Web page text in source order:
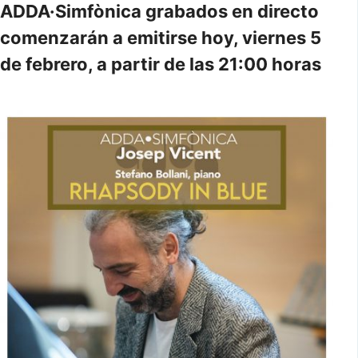
ADDA·Simfònica grabados en directo
comenzarán a emitirse hoy, viernes 5
de febrero, a partir de las 21:00 horas